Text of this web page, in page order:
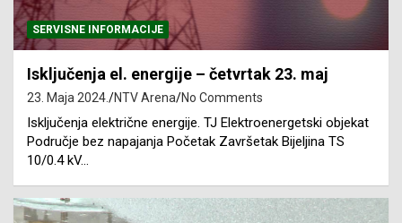
SERVISNE INFORMACIJE
Isključenja el. energije – četvrtak 23. maj
23. Maja 2024. NTV Arena No Comments
Isključenja električne energije. TJ Elektroenergetski objekat
Područje bez napajanja Početak Završetak Bijeljina TS
10/0.4 kV…